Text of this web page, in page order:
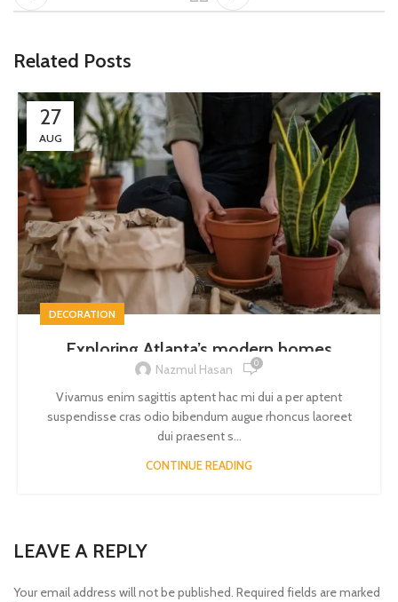
Related Posts
27
AUG
DECORATION
Exploring Atlanta’s modern homes
Nazmul Hasan 0
Vivamus enim sagittis aptent hac mi dui a per aptent
suspendisse cras odio bibendum augue rhoncus laoreet
dui praesent s...
CONTINUE READING
LEAVE A REPLY
Your email address will not be published. Required fields are marked